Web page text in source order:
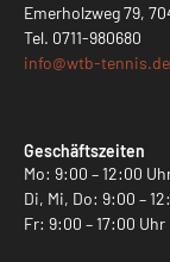
Emerholzweg 79,
Tel. 0711-980680
info@wtb-tennis.de
Geschäftszeiten
Mo: 9:00 – 12:00
Di, Mi, Do: 9:00 –
Fr: 9:00 – 17:00 Uhr